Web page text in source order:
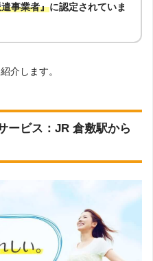
事業者』に認定されていま
介します。
ービス：JR 倉敷駅から